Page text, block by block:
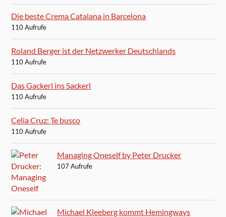
Die beste Crema Catalana in Barcelona
110 Aufrufe
Roland Berger ist der Netzwerker Deutschlands
110 Aufrufe
Das Gackerl ins Sackerl
110 Aufrufe
Celia Cruz: Te busco
110 Aufrufe
Managing Oneself by Peter Drucker
107 Aufrufe
Michael Kleeberg kommt Hemingways